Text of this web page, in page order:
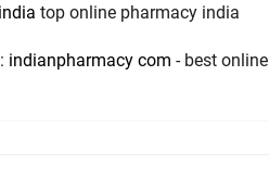
top online pharmacy india
indianpharmacy com - best